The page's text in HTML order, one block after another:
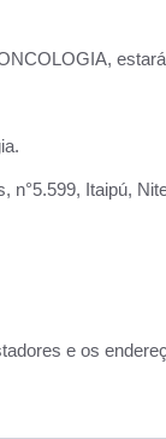
n°5.599, Itaipú,
e os